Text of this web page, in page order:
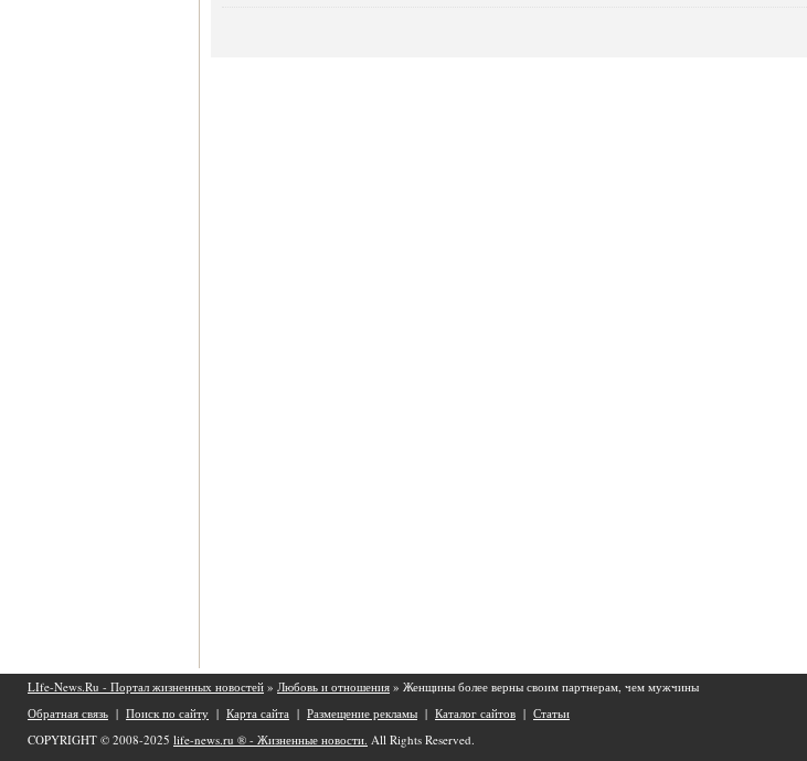
LIfe-News.Ru - Портал жизненных новостей » Любовь и отношения » Женщины более верны своим партнерам, чем мужчины
Обратная связь | Поиск по сайту | Карта сайта | Размещение рекламы | Каталог сайтов | Статьи
COPYRIGHT © 2008-2025 life-news.ru ® - Жизненные новости. All Rights Reserved.